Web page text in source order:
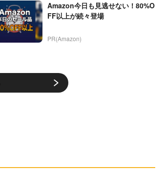
Amazon今日も見逃せない！80%O
FF以上が続々登場
PR(Amazon)